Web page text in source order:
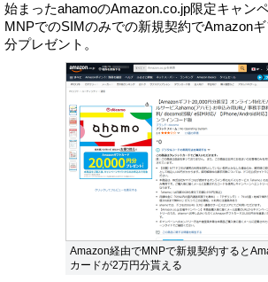
始まったahamoのAmazon.co.jp限定キャン
MNPでのSIMのみでの新規契約でAmazon
分プレゼント。
Amazon経由でMNPで新規契約すると
カードが2万円分貰える